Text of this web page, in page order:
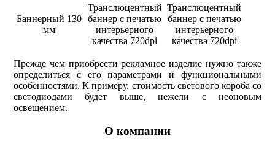
Баннерный 130
мм
Транслюцентный
баннер с печатью
интерьерного
качества 720dpi
Транслюцентный
баннер с печатью
интерьерного
качества 720dpi
Прежде чем приобрести рекламное изделие нужно также
определиться с его параметрами и функциональными
особенностями. К примеру, стоимость светового короба со
светодиодами будет выше, нежели с неоновым
освещением.
О компании